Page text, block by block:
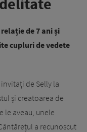
de 7 ani și
cupluri de vedete
invitați de Selly la
și creatoarea de
le aveau, unele
a recunoscut